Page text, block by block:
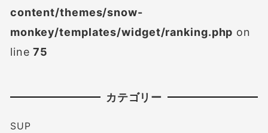
content/themes/snow-
monkey/templates/widget/ranking.php on
line75
カテゴリー
SUP